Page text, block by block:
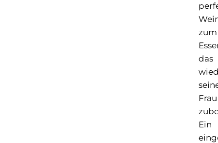
zum
das
Frau
Ein